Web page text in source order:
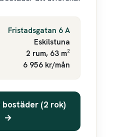
Fristadsgatan 6 A
Eskilstuna
2 rum, 63 m²
6 956 kr/mån
bostäder (2 rok)
→